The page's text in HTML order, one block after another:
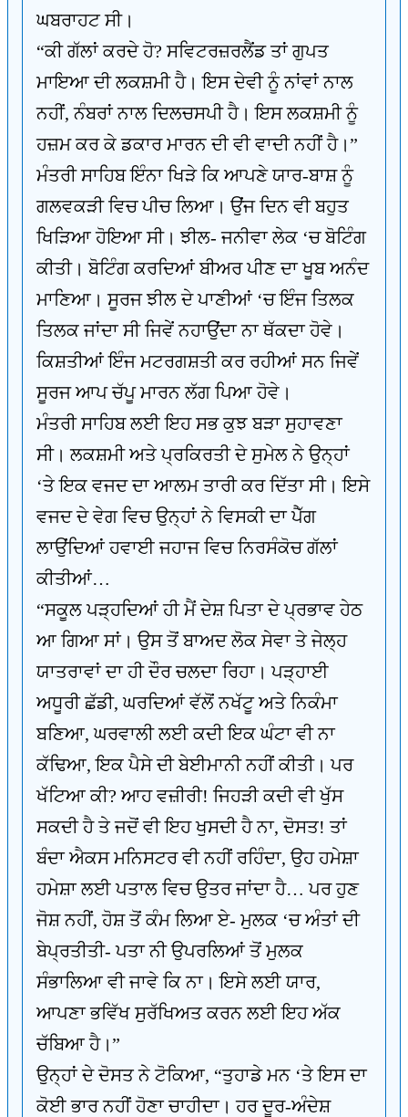
ਘਬਰਾਹਟ ਸੀ।
“ਕੀ ਗੱਲਾਂ ਕਰਦੇ ਹੋ? ਸਵਿਟਰਜ਼ਰਲੈਂਡ ਤਾਂ ਗੁਪਤ
ਮਾਇਆ ਦੀ ਲਕਸ਼ਮੀ ਹੈ। ਇਸ ਦੇਵੀ ਨੂੰ ਨਾਂਵਾਂ ਨਾਲ
ਨਹੀਂ, ਨੰਬਰਾਂ ਨਾਲ ਦਿਲਚਸਪੀ ਹੈ। ਇਸ ਲਕਸ਼ਮੀ ਨੂੰ
ਹਜ਼ਮ ਕਰ ਕੇ ਡਕਾਰ ਮਾਰਨ ਦੀ ਵੀ ਵਾਦੀ ਨਹੀਂ ਹੈ।”
ਮੰਤਰੀ ਸਾਹਿਬ ਇੰਨਾ ਖਿੜੇ ਕਿ ਆਪਣੇ ਯਾਰ-ਬਾਸ਼ ਨੂੰ
ਗਲਵਕੜੀ ਵਿਚ ਪੀਚ ਲਿਆ। ਉਂਜ ਦਿਨ ਵੀ ਬਹੁਤ
ਖਿੜਿਆ ਹੋਇਆ ਸੀ। ਝੀਲ- ਜਨੀਵਾ ਲੇਕ ‘ਚ ਬੋਟਿੰਗ
ਕੀਤੀ। ਬੋਟਿੰਗ ਕਰਦਿਆਂ ਬੀਅਰ ਪੀਣ ਦਾ ਖੂਬ ਅਨੰਦ
ਮਾਣਿਆ। ਸੂਰਜ ਝੀਲ ਦੇ ਪਾਣੀਆਂ ‘ਚ ਇੰਜ ਤਿਲਕ
ਤਿਲਕ ਜਾਂਦਾ ਸੀ ਜਿਵੇਂ ਨਹਾਉਂਦਾ ਨਾ ਥੱਕਦਾ ਹੋਵੇ।
ਕਿਸ਼ਤੀਆਂ ਇੰਜ ਮਟਰਗਸ਼ਤੀ ਕਰ ਰਹੀਆਂ ਸਨ ਜਿਵੇਂ
ਸੂਰਜ ਆਪ ਚੱਪੂ ਮਾਰਨ ਲੱਗ ਪਿਆ ਹੋਵੇ।
ਮੰਤਰੀ ਸਾਹਿਬ ਲਈ ਇਹ ਸਭ ਕੁਝ ਬੜਾ ਸੁਹਾਵਣਾ
ਸੀ। ਲਕਸ਼ਮੀ ਅਤੇ ਪ੍ਰਕਿਰਤੀ ਦੇ ਸੁਮੇਲ ਨੇ ਉਨ੍ਹਾਂ
‘ਤੇ ਇਕ ਵਜਦ ਦਾ ਆਲਮ ਤਾਰੀ ਕਰ ਦਿੱਤਾ ਸੀ। ਇਸੇ
ਵਜਦ ਦੇ ਵੇਗ ਵਿਚ ਉਨ੍ਹਾਂ ਨੇ ਵਿਸਕੀ ਦਾ ਪੈੱਗ
ਲਾਉਂਦਿਆਂ ਹਵਾਈ ਜਹਾਜ ਵਿਚ ਨਿਰਸੰਕੋਚ ਗੱਲਾਂ
ਕੀਤੀਆਂ…
“ਸਕੂਲ ਪੜ੍ਹਦਿਆਂ ਹੀ ਮੈਂ ਦੇਸ਼ ਪਿਤਾ ਦੇ ਪ੍ਰਭਾਵ ਹੇਠ
ਆ ਗਿਆ ਸਾਂ। ਉਸ ਤੋਂ ਬਾਅਦ ਲੋਕ ਸੇਵਾ ਤੇ ਜੇਲ੍ਹ
ਯਾਤਰਾਵਾਂ ਦਾ ਹੀ ਦੌਰ ਚਲਦਾ ਰਿਹਾ। ਪੜ੍ਹਾਈ
ਅਧੂਰੀ ਛੱਡੀ, ਘਰਦਿਆਂ ਵੱਲੋਂ ਨਖੱਟੂ ਅਤੇ ਨਿਕੰਮਾ
ਬਣਿਆ, ਘਰਵਾਲੀ ਲਈ ਕਦੀ ਇਕ ਘੰਟਾ ਵੀ ਨਾ
ਕੱਢਿਆ, ਇਕ ਪੈਸੇ ਦੀ ਬੇਈਮਾਨੀ ਨਹੀਂ ਕੀਤੀ। ਪਰ
ਖੱਟਿਆ ਕੀ? ਆਹ ਵਜ਼ੀਰੀ! ਜਿਹੜੀ ਕਦੀ ਵੀ ਖੁੱਸ
ਸਕਦੀ ਹੈ ਤੇ ਜਦੋਂ ਵੀ ਇਹ ਖੁਸਦੀ ਹੈ ਨਾ, ਦੋਸਤ! ਤਾਂ
ਬੰਦਾ ਐਕਸ ਮਨਿਸਟਰ ਵੀ ਨਹੀਂ ਰਹਿੰਦਾ, ਉਹ ਹਮੇਸ਼ਾ
ਹਮੇਸ਼ਾ ਲਈ ਪਤਾਲ ਵਿਚ ਉਤਰ ਜਾਂਦਾ ਹੈ… ਪਰ ਹੁਣ
ਜੋਸ਼ ਨਹੀਂ, ਹੋਸ਼ ਤੋਂ ਕੰਮ ਲਿਆ ਏ- ਮੁਲਕ ‘ਚ ਅੰਤਾਂ ਦੀ
ਬੇਪ੍ਰਤੀਤੀ- ਪਤਾ ਨੀ ਉਪਰਲਿਆਂ ਤੋਂ ਮੁਲਕ
ਸੰਭਾਲਿਆ ਵੀ ਜਾਵੇ ਕਿ ਨਾ। ਇਸੇ ਲਈ ਯਾਰ,
ਆਪਣਾ ਭਵਿੱਖ ਸੁਰੱਖਿਅਤ ਕਰਨ ਲਈ ਇਹ ਅੱਕ
ਚੱਬਿਆ ਹੈ।”
ਉਨ੍ਹਾਂ ਦੇ ਦੋਸਤ ਨੇ ਟੋਕਿਆ, “ਤੁਹਾਡੇ ਮਨ ‘ਤੇ ਇਸ ਦਾ
ਕੋਈ ਭਾਰ ਨਹੀਂ ਹੋਣਾ ਚਾਹੀਦਾ। ਹਰ ਦੂਰ-ਅੰਦੇਸ਼